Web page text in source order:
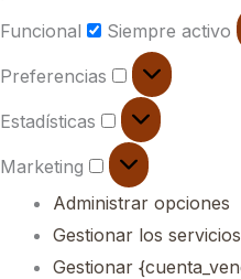
Funcional
Siempre activo
Preferencias
Estadísticas
Marketing
Administrar opciones
Gestionar los servicios
Gestionar